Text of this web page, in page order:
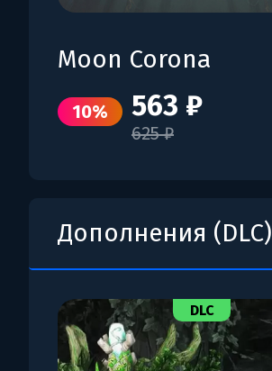
Moon Corona
10% 563 ₽
625 ₽
Дополнения (DLC)
DLC